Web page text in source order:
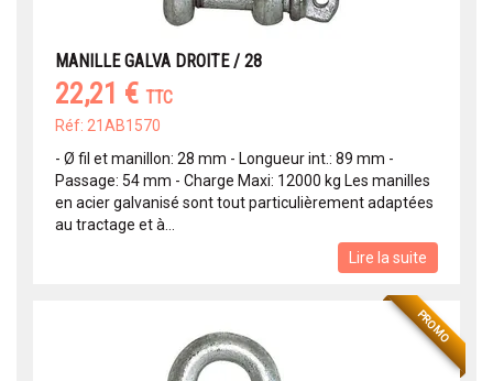
MANILLE GALVA DROITE / 28
22,21 € TTC
Réf: 21AB1570
- Ø fil et manillon: 28 mm - Longueur int.: 89 mm -
Passage: 54 mm - Charge Maxi: 12000 kg Les manilles
en acier galvanisé sont tout particulièrement adaptées
au tractage et à...
Lire la suite
PROMO